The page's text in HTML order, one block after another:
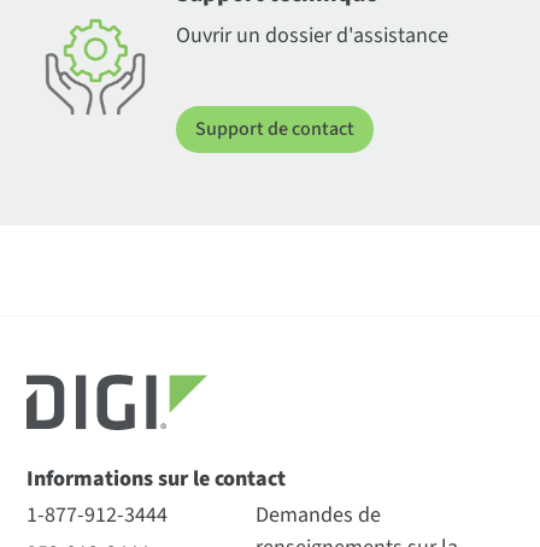
Ouvrir un dossier d'assistance
Support de contact
Informations sur le contact
1-877-912-3444
Demandes de